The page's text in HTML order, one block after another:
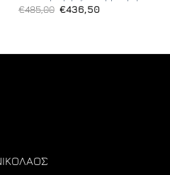
€485,00 Original
€436,50Η